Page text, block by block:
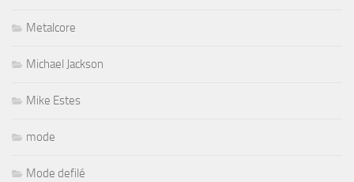
Metalcore
Michael Jackson
Mike Estes
mode
Mode defilé